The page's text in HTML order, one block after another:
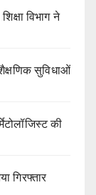
विभाग ने
सुविधाओं
की
गिरफ्तार